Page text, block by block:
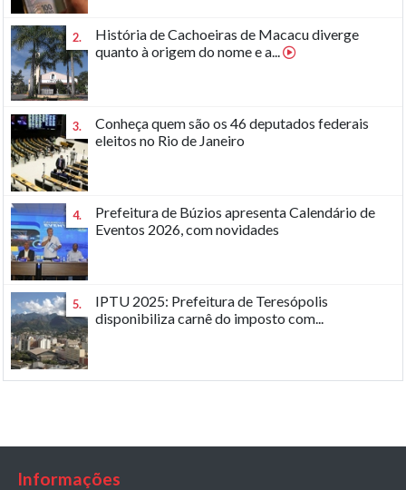
2.
História de Cachoeiras de Macacu diverge
quanto à origem do nome e a...
3.
Conheça quem são os 46 deputados federais
eleitos no Rio de Janeiro
4.
Prefeitura de Búzios apresenta Calendário de
Eventos 2026, com novidades
5.
IPTU 2025: Prefeitura de Teresópolis
disponibiliza carnê do imposto com...
Informações